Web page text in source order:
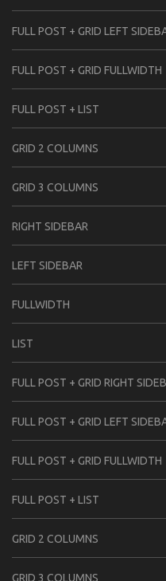
FULL POST + GRID LEFT
FULL POST + GRID FULLWIDTH
FULL POST + LIST
GRID 2 COLUMNS
GRID 3 COLUMNS
RIGHT SIDEBAR
LEFT SIDEBAR
FULLWIDTH
LIST
FULL POST + GRID RIGHT
FULL POST + GRID LEFT
FULL POST + GRID FULLWIDTH
FULL POST + LIST
GRID 2 COLUMNS
GRID 3 COLUMNS